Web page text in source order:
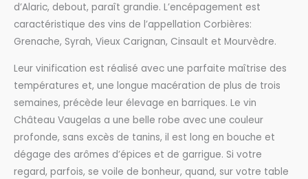
d’Alaric, debout, paraît grandie. L’encépagement est
caractéristique des vins de l’appellation Corbières:
Grenache, Syrah, Vieux Carignan, Cinsault et Mourvèdre.
Leur vinification est réalisé avec une parfaite maîtrise des
températures et, une longue macération de plus de trois
semaines, précède leur élevage en barriques. Le vin
Château Vaugelas a une belle robe avec une couleur
profonde, sans excès de tanins, il est long en bouche et
dégage des arômes d’épices et de garrigue. Si votre
regard, parfois, se voile de bonheur, quand, sur votre table